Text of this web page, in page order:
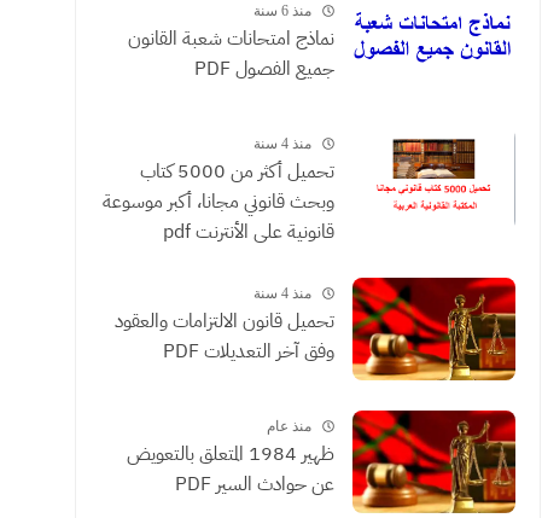
منذ 6 سنة
نماذج امتحانات شعبة القانون
جميع الفصول PDF
منذ 4 سنة
تحميل أكثر من 5000 كتاب
وبحث قانوني مجانا، أكبر موسوعة
قانونية على الأنترنت pdf
منذ 4 سنة
تحميل قانون الالتزامات والعقود
وفق آخر التعديلات PDF
منذ عام
ظهير 1984 المتعلق بالتعويض
عن حوادث السير PDF